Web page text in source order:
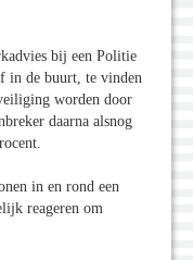
bij een Politie
in de buurt, te vinden
worden door
daarna alsnog
in en rond een
reageren om